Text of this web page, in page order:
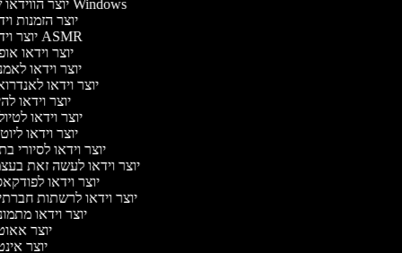
יוצר הווידאו של Windows
יוצר הזמנות
יוצר וידאו ASMR
יוצר וידאו
יוצר וידאו
יוצר וידאו
יוצר וידאו
יוצר וידאו
יוצר וידאו
יוצר וידאו לסיורי
יוצר וידאו לעשה זאת
יוצר וידאו
יוצר וידאו לרשתות
יוצר וידאו
יוצר
יוצר